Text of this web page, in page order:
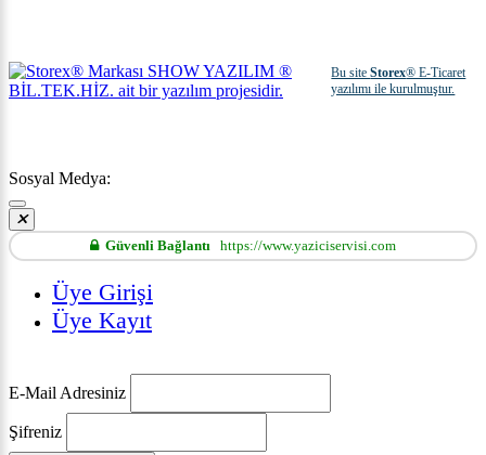
Bu siteStorex® E-Ticaret
yazılımı ile kurulmuştur.
Sosyal Medya:
Güvenli Bağlantı https://www.yaziciservisi.com
Üye Girişi
Üye Kayıt
E-Mail Adresiniz
Şifreniz